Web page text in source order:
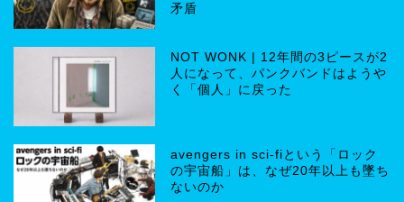
矛盾
NOT WONK | 12年間の3ピースが2
人になって、パンクバンドはようや
く「個人」に戻った
avengers in sci-fiという「ロック
の宇宙船」は、なぜ20年以上も墜ち
ないのか